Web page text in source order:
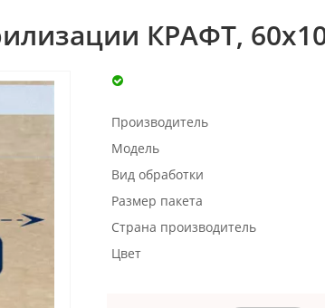
КРАФТ,
Производитель
Модель
Вид обработки
Размер пакета
Страна производитель
Цвет